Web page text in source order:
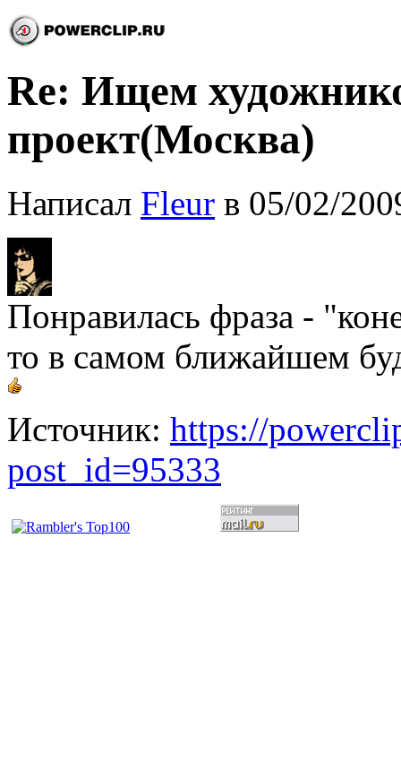
Re: Ищем
проект(Москва)
Написал Fleur в 05/02/
Понравилась фраза -
то в самом ближайшем
Источник: https://
post_id=95333